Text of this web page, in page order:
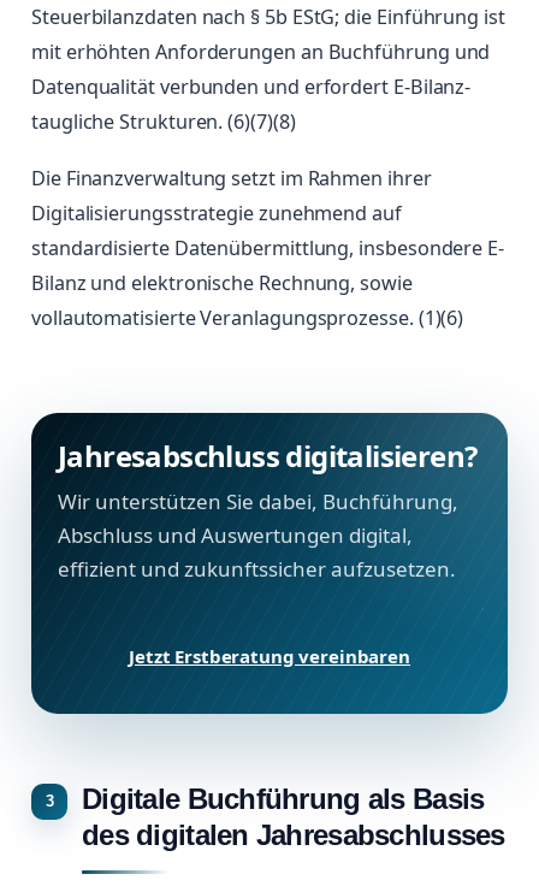
Steuerbilanzdaten nach § 5b EStG; die Einführung ist
mit erhöhten Anforderungen an Buchführung und
Datenqualität verbunden und erfordert E-Bilanz-
taugliche Strukturen. (6)(7)(8)
Die Finanzverwaltung setzt im Rahmen ihrer
Digitalisierungsstrategie zunehmend auf
standardisierte Datenübermittlung, insbesondere E-
Bilanz und elektronische Rechnung, sowie
vollautomatisierte Veranlagungsprozesse. (1)(6)
Jahresabschluss digitalisieren?
Wir unterstützen Sie dabei, Buchführung,
Abschluss und Auswertungen digital,
effizient und zukunftssicher aufzusetzen.
Jetzt Erstberatung vereinbaren
Digitale Buchführung als Basis
des digitalen Jahresabschlusses